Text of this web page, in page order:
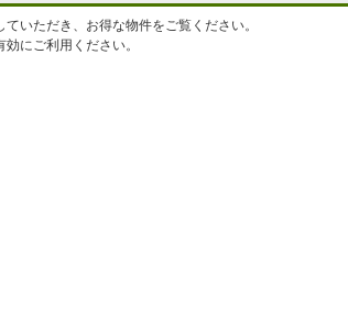
いただき、お得な物件をご覧ください。
にご利用ください。